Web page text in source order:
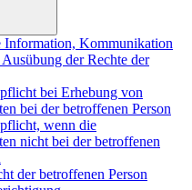
Information, Kommunikation
der Rechte der
bei Erhebung von
bei der betroffenen Person
wenn die
nicht bei der betroffenen
der betroffenen Person